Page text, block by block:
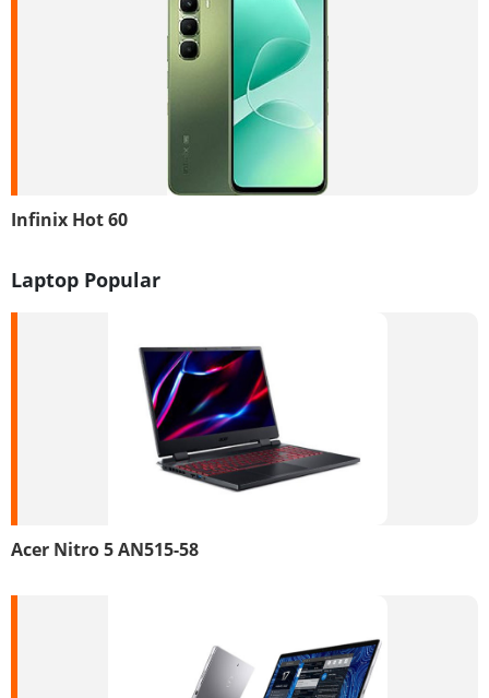
Infinix Hot 60
Laptop Popular
Acer Nitro 5 AN515-58